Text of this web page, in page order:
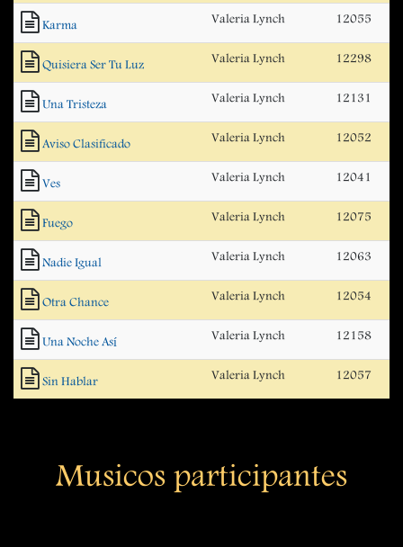
Karma Valeria Lynch 12055
Quisiera Ser Tu Luz Valeria Lynch 12298
Una Tristeza Valeria Lynch 12131
Aviso Clasificado Valeria Lynch 12052
Ves Valeria Lynch 12041
Fuego Valeria Lynch 12075
Nadie Igual Valeria Lynch 12063
Otra Chance Valeria Lynch 12054
Una Noche Así Valeria Lynch 12158
Sin Hablar Valeria Lynch 12057
Musicos participantes